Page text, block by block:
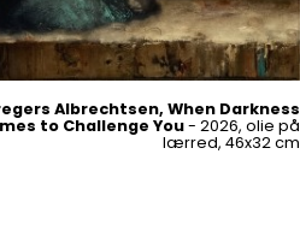
Albrechtsen, When Darkness
to Challenge You- 2026, olie på
lærred, 46x32 cm